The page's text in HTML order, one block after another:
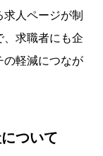
人ページが制
、求職者にも企
の軽減につなが
ついて